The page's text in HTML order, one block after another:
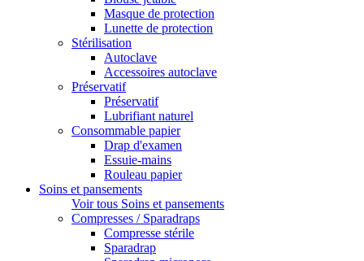
Masque de protection
Lunette de protection
Stérilisation
Autoclave
Accessoires autoclave
Préservatif
Préservatif
Lubrifiant naturel
Consommable papier
Drap d'examen
Essuie-mains
Rouleau papier
Soins et pansements
Voir tous Soins et pansements
Compresses / Sparadraps
Compresse stérile
Sparadrap